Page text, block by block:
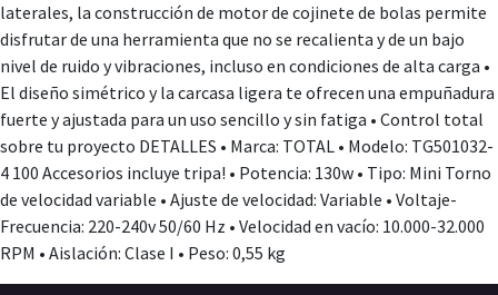
laterales, la construcción de motor de cojinete de bolas permite
disfrutar de una herramienta que no se recalienta y de un bajo
nivel de ruido y vibraciones, incluso en condiciones de alta carga •
El diseño simétrico y la carcasa ligera te ofrecen una empuñadura
fuerte y ajustada para un uso sencillo y sin fatiga • Control total
sobre tu proyecto DETALLES • Marca: TOTAL • Modelo: TG501032-
4 100 Accesorios incluye tripa! • Potencia: 130w • Tipo: Mini Torno
de velocidad variable • Ajuste de velocidad: Variable • Voltaje-
Frecuencia: 220-240v 50/60 Hz • Velocidad en vacío: 10.000-32.000
RPM • Aislación: Clase I • Peso: 0,55 kg